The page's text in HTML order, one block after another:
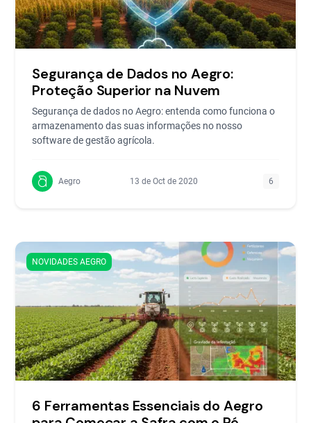
Segurança de Dados no Aegro:
Proteção Superior na Nuvem
Segurança de dados no Aegro: entenda como funciona o
armazenamento das suas informações no nosso
software de gestão agrícola.
Aegro 13 de Oct de 2020 6
NOVIDADES AEGRO
6 Ferramentas Essenciais do Aegro